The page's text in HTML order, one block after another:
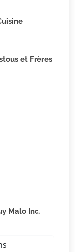
et Frères
Malo Inc.